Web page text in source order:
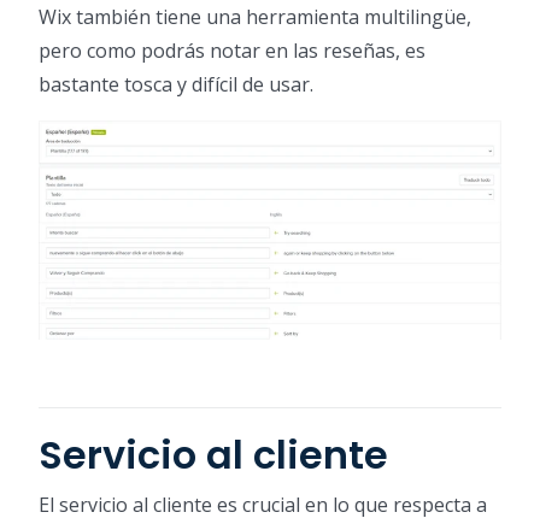
Wix también tiene una herramienta multilingüe,
pero como podrás notar en las reseñas, es
bastante tosca y difícil de usar.
Servicio al cliente
El servicio al cliente es crucial en lo que respecta a